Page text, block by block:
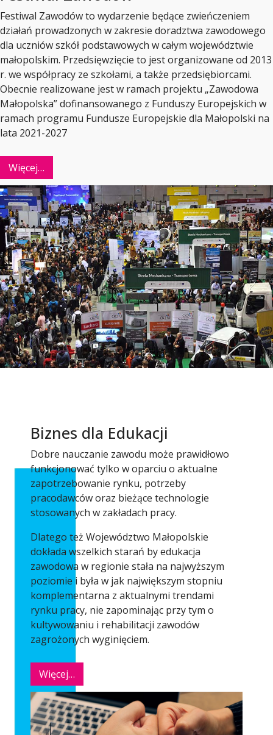
Festiwal Zawodów to wydarzenie będące zwieńczeniem
działań prowadzonych w zakresie doradztwa zawodowego
dla uczniów szkół podstawowych w całym województwie
małopolskim. Przedsięwzięcie to jest organizowane od 2013
r. we współpracy ze szkołami, a także przedsiębiorcami.
Obecnie realizowane jest w ramach projektu „Zawodowa
Małopolska” dofinansowanego z Funduszy Europejskich w
ramach programu Fundusze Europejskie dla Małopolski na
lata 2021-2027
Więcej…
Biznes dla Edukacji
Dobre nauczanie zawodu może prawidłowo
funkcjonować tylko w oparciu o aktualne
zapotrzebowanie rynku, potrzeby
pracodawców oraz bieżące technologie
stosowanych w zakładach pracy.
Dlatego też Województwo Małopolskie
dokłada wszelkich starań by edukacja
zawodowa w regionie stała na najwyższym
poziomie i była w jak największym stopniu
komplementarna z aktualnymi trendami
rynku pracy, nie zapominając przy tym o
kultywowaniu i rehabilitacji zawodów
zagrożonych wyginięciem.
Więcej…